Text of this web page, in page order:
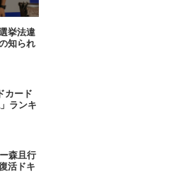
挙法違
知られ
カード
ランキ
森且行
活ドキ